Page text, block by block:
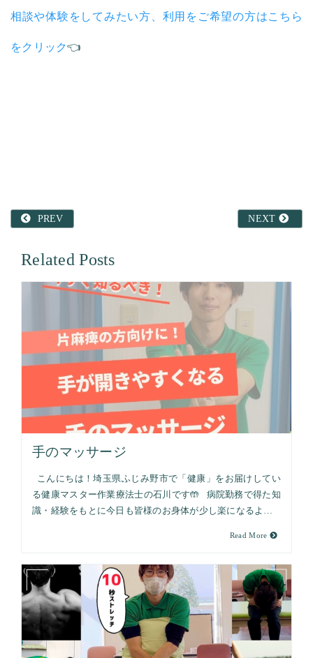
相談や体験をしてみたい方、利用をご希望の方はこちら
をクリック👈
PREV NEXT
Related Posts
手のマッサージ
こんにちは！埼玉県ふじみ野市で「健康」をお届けしてい
る健康マスター作業療法士の石川です🤲 病院勤務で得た知
識・経験をもとに今日も皆様のお身体が少し楽になるよ…
Read More